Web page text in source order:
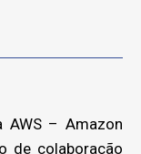
AWS – Amazon
de colaboração